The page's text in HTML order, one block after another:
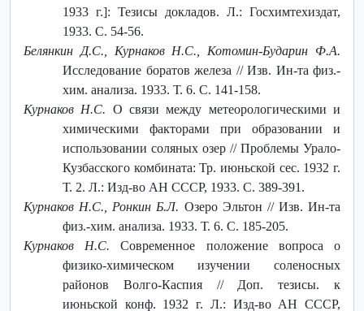
1933 г.]: Тезисы докладов. Л.: Госхимтехиздат,
1933. С. 54-56.
Белянкин Д.С., Курнаков Н.С., Котомин-Бударин Ф.А.
Исследование боратов железа // Изв. Ин-та физ.-
хим. анализа. 1933. Т. 6. С. 141-158.
Курнаков Н.С. О связи между метеорологическими и
химическими факторами при образовании и
использовании соляных озер // Проблемы Урало-
Кузбасского комбината: Тр. июньской сес. 1932 г.
Т. 2. Л.: Изд-во АН СССР, 1933. С. 389-391.
Курнаков Н.С., Ронкин Б.Л. Озеро Эльтон // Изв. Ин-та
физ.-хим. анализа. 1933. Т. 6. С. 185-205.
Курнаков Н.С. Современное положение вопроса о
физико-химическом изучении соленосных
районов Волго-Каспия // Доп. тезисы. к
июньской конф. 1932 г. Л.: Изд-во АН СССР,